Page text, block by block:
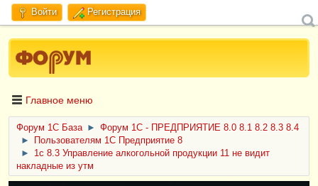
Войти Регистрация
Главное меню
Форум 1C База ►
Форум 1С - ПРЕДПРИЯТИЕ 8.0 8.1 8.2 8.3 8.4
►
Пользователям 1С Предприятие 8
►
1c 8.3 Управление алкогольной продукции 11 не видит
накладные из утм